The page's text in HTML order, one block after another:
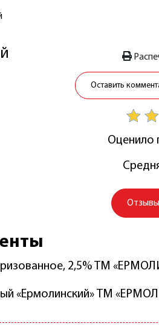
Оставить
Оценило
2,5% ТМ
«Ермолинский» ТМ